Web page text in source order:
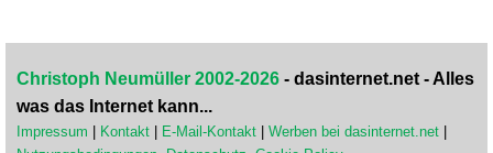
Christoph Neumüller 2002-2026 - dasinternet.net - Alles
was das Internet kann...
Impressum Kontakt E-Mail-Kontakt Werben bei dasinternet.net